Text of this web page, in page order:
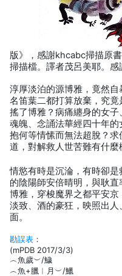
版》，感謝khcabc掃描原
掃描檔。譯者茂呂美耶。感
淳厚淡泊的源博雅，竟然
名笛葉二都打算放棄，究
搖了博雅？病痛纏身的女
魂魄、念誦法華經四十年
抱何等情愫而無法超脫？求
道，對解救人世苦難有什麼
情慾有時是沉淪，有時卻
的陰陽師安倍晴明，與耿
博雅，穿梭魔界之都平安
淡致、酒的豪狂，映照出
面。
勘誤表 ：
(mPDB 2017/3/3)
︵魚歲︶/鱥
︵魚+臘︱月︶/鱲